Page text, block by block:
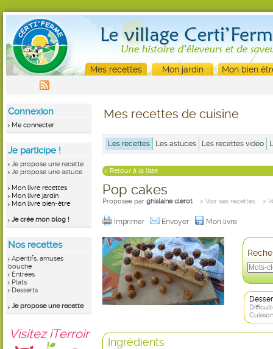
Mes recettes Mon jardin Mon bien
Connexion
Me connecter
Je participe !
Je propose une recette
Je propose une astuce
Mon livre recettes
Mon livre jardin
Mon livre bien-être
Je crée mon blog !
Nos recettes
Apéritifs, amuses
bouche
Entrées
Plats
Desserts
Je propose une recette
Visitez iTerroir
Mes recettes de cuisine
Les recettes Les astuces Les recettes vidéo
< Retour à la liste
Pop cakes
Proposée par ghislaine clerot > Voir ses recettes >
Imprimer Envoyer Mon livre
Ingrédients